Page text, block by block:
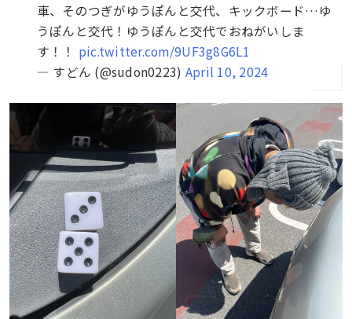
車、そのつぎがゆうぽんと交代、キックボード…ゆ
うぽんと交代！ゆうぽんと交代でおねがいしま
す！！ pic.twitter.com/9UF3g8G6L1
— すどん (@sudon0223) April 10, 2024